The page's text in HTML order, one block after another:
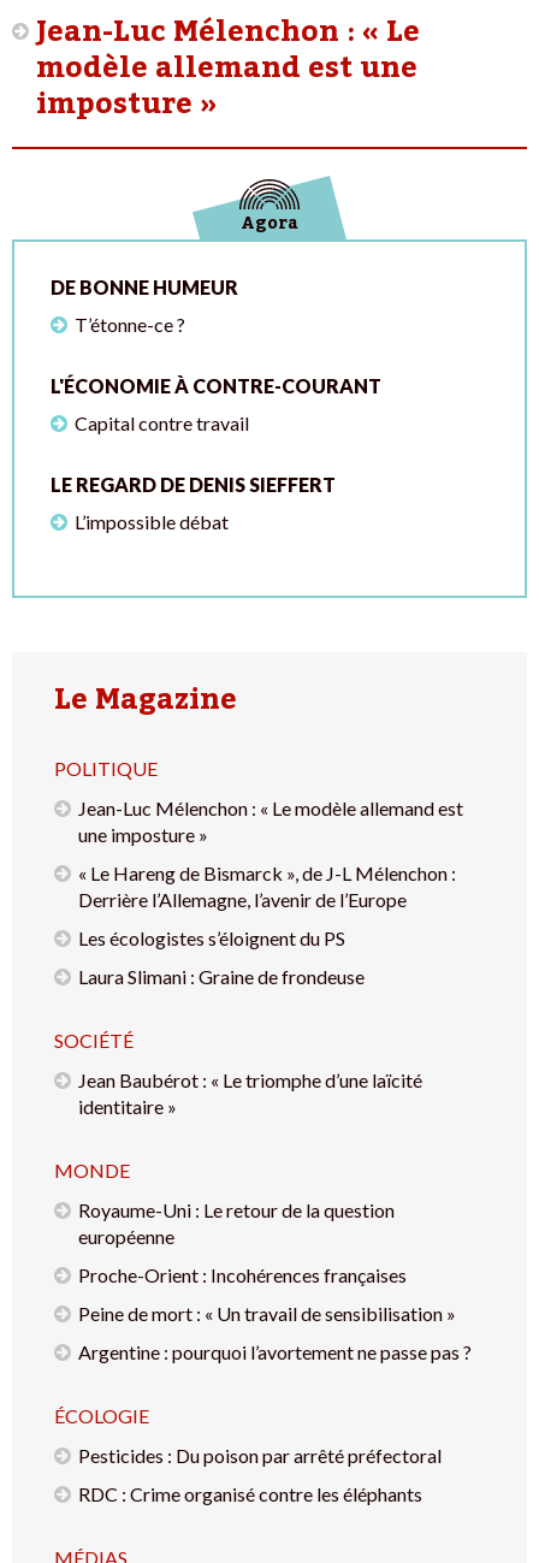
Jean-Luc Mélenchon : « Le
modèle allemand est une
imposture »
Agora
DE BONNE HUMEUR
T’étonne-ce ?
L'ÉCONOMIE À CONTRE-COURANT
Capital contre travail
LE REGARD DE DENIS SIEFFERT
L’impossible débat
Le Magazine
POLITIQUE
Jean-Luc Mélenchon : « Le modèle allemand est
une imposture »
« Le Hareng de Bismarck », de J-L Mélenchon :
Derrière l’Allemagne, l’avenir de l’Europe
Les écologistes s’éloignent du PS
Laura Slimani : Graine de frondeuse
SOCIÉTÉ
Jean Baubérot : « Le triomphe d’une laïcité
identitaire »
MONDE
Royaume-Uni : Le retour de la question
européenne
Proche-Orient : Incohérences françaises
Peine de mort : « Un travail de sensibilisation »
Argentine : pourquoi l’avortement ne passe pas ?
ÉCOLOGIE
Pesticides : Du poison par arrêté préfectoral
RDC : Crime organisé contre les éléphants
MÉDIAS